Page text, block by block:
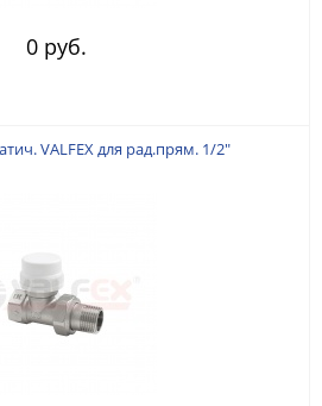
0 руб.
VALFEX для рад.прям. 1/2"